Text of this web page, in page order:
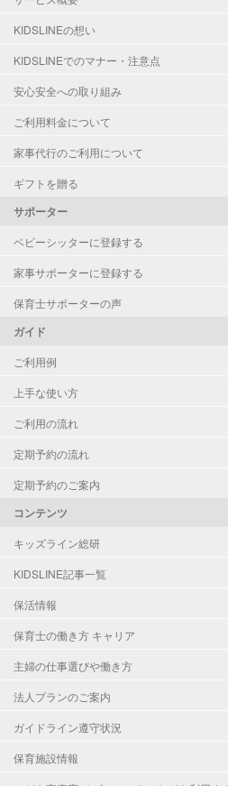
KIDSLINEの想い
KIDSLINEでのマナー・注意点
安心安全への取り組み
ご利用料金について
家事代行のご利用について
ギフトを贈る
サポーター
ベビーシッターに登録する
家事サポーターに登録する
保育士サポーターの声
ガイド
ご利用例
上手な使い方
ご利用の流れ
定期予約の流れ
定期予約のご案内
コンテンツ
キッズライン総研
KIDSLINE記事一覧
保活情報
保育士の働き方 キャリア
主婦の仕事選びや働き方
法人プランのご案内
ガイドライン遵守状況
保育施設情報